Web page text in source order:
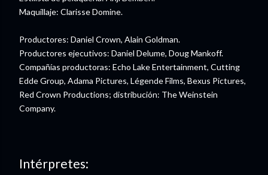
Maquillaje: Clarisse Domine.
Productores: Daniel Crown, Alain Goldman.
Productores ejecutivos: Daniel Delume, Doug Mankoff.
Compañías productoras: Echo Lake Entertainment, Cutting
Edde Group, Adama Pictures, Légende Films, Bexus Pictures,
Red Crown Productions; distribución: The Weinstein
Company.
Intérpretes: